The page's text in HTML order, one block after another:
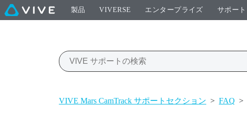
製品 VIVERSE エンタープライズ サポート
VIVE Mars CamTrack サポートセクション > FAQ >